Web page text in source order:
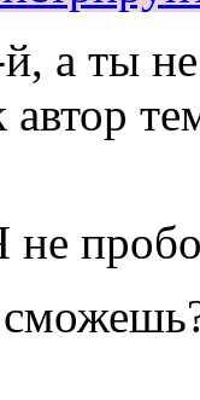
а ты
автор
не